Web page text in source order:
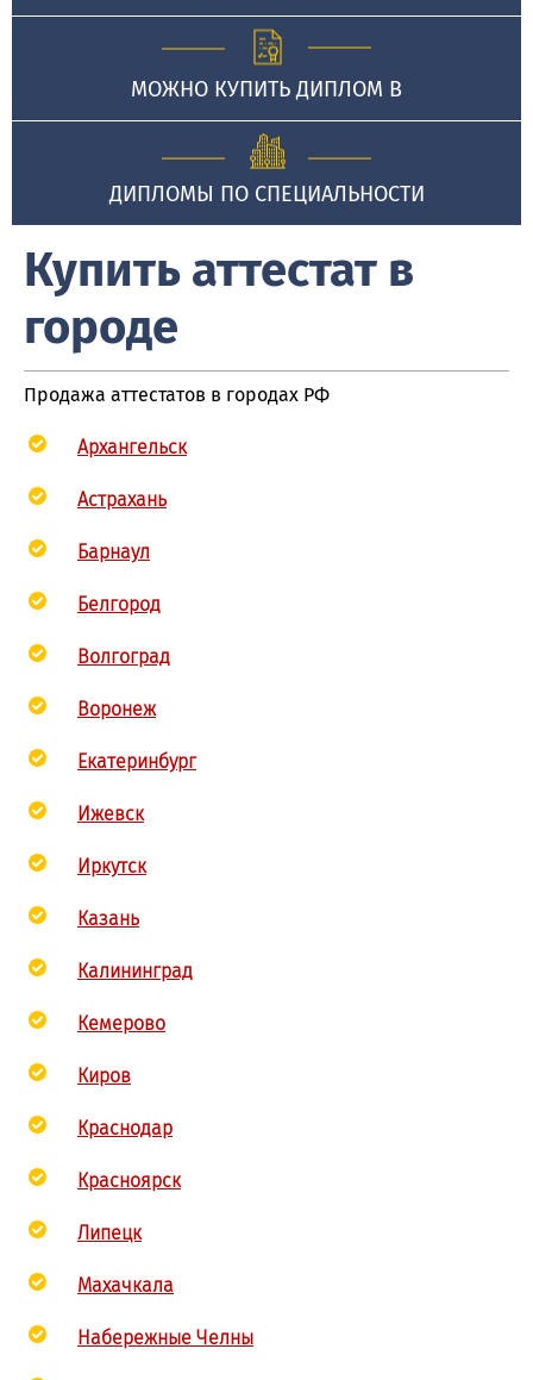
МОЖНО КУПИТЬ ДИПЛОМ В
ДИПЛОМЫ ПО СПЕЦИАЛЬНОСТИ
Купить аттестат в
городе
Продажа аттестатов в городах РФ
Архангельск
Астрахань
Барнаул
Белгород
Волгоград
Воронеж
Екатеринбург
Ижевск
Иркутск
Казань
Калининград
Кемерово
Киров
Краснодар
Красноярск
Липецк
Махачкала
Набережные Челны